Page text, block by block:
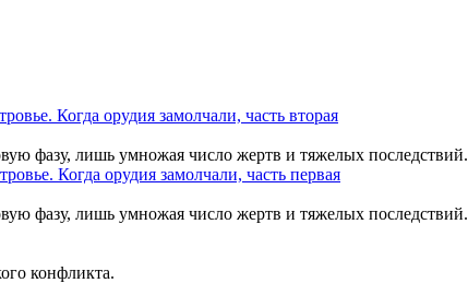
фазу, лишь умножая число жертв и тяжелых последствий.
фазу, лишь умножая число жертв и тяжелых последствий.
конфликта.